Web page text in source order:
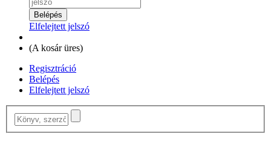
Elfelejtett jelszó
(A kosár üres)
Regisztráció
Belépés
Elfelejtett jelszó